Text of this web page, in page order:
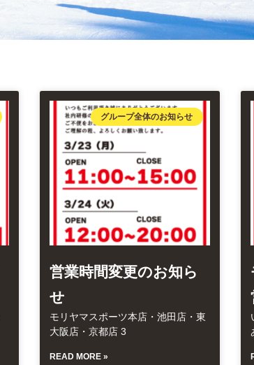
グループ全体のお知らせ
営業時間変更のお知ら
せ
モリヤマスポーツ本店・池田店・東
大阪店・京都店 3
READ MORE »